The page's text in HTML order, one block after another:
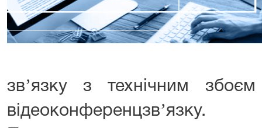
звʼязку з технічним
відеоконференцзвʼязку.